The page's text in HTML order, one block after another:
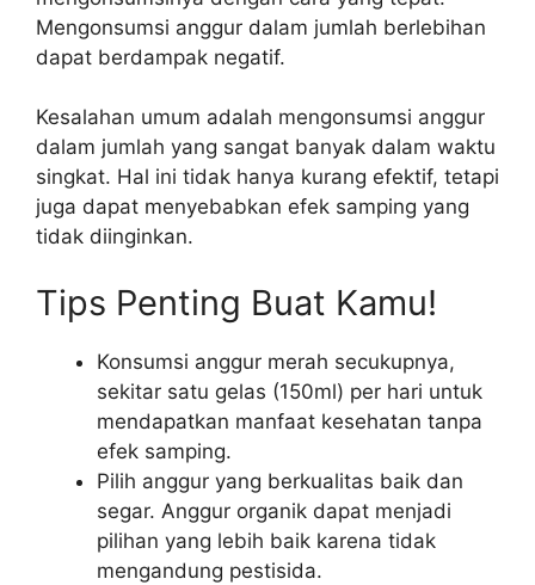
Mengonsumsi anggur dalam jumlah berlebihan
dapat berdampak negatif.
Kesalahan umum adalah mengonsumsi anggur
dalam jumlah yang sangat banyak dalam waktu
singkat. Hal ini tidak hanya kurang efektif, tetapi
juga dapat menyebabkan efek samping yang
tidak diinginkan.
Tips Penting Buat Kamu!
Konsumsi anggur merah secukupnya,
sekitar satu gelas (150ml) per hari untuk
mendapatkan manfaat kesehatan tanpa
efek samping.
Pilih anggur yang berkualitas baik dan
segar. Anggur organik dapat menjadi
pilihan yang lebih baik karena tidak
mengandung pestisida.